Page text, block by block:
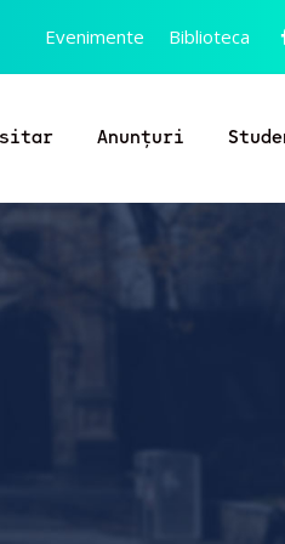
Evenimente Biblioteca
Anunțuri